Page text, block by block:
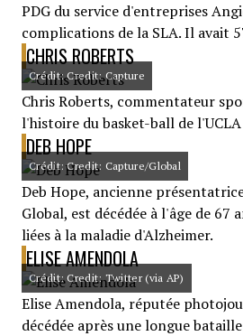
PDG du service d'entreprises
complications de la SLA. Il avait
CHRIS ROBERTS
Crédit: Credit: Capture
Chris Roberts, commentateur
l'histoire du basket-ball de l'UCLA
DEB HOPE
Crédit: Credit: Capture/Global
Deb Hope, ancienne
Global, est décédée à l'âge de 67
liées à la maladie d'Alzheimer.
ELISE AMENDOLA
Crédit: Credit: Twitter (via AP)
Elise Amendola, réputée
décédée après une longue